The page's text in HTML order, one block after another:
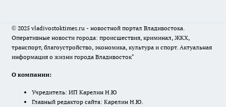
© 2025 vladivostoktimes.ru - новостной портал Владивостока.
Оперативные новости города: происшествия, криминал, ЖКХ,
транспорт, благоустройство, экономика, культура и спорт. Актуальная
информация о жизни города Владивосток"
О компании:
Учредитель: ИП Карелин Н.Ю
Главный редактор сайта: Карелин Н.Ю.